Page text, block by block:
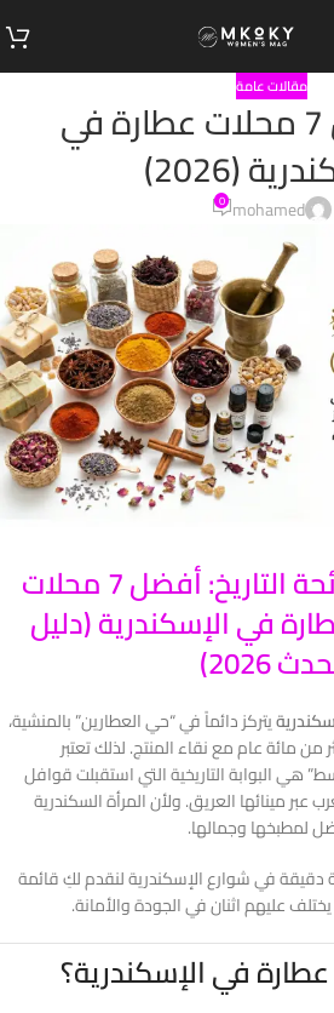
مقالات عامة
دليل أفضل 7 محلات عطارة في
(2026)
mohamed
0
رائحة التاريخ: أفضل 7 محلات
في الإسكندرية (دليل
2026)
يتركز دائماً في “حي العطارين” بالمنشية،
من مائة عام مع نقاء المنتج. لذلك تعتبر
هي البوابة التاريخية التي استقبلت قوافل
عبر مينائها العريق. ولأن المرأة السكندرية
لمطبخها وجمالها.
في شوارع الإسكندرية لنقدم لكِ قائمة
عليهم اثنان في الجودة والأمانة.
عطارة في الإسكندرية؟